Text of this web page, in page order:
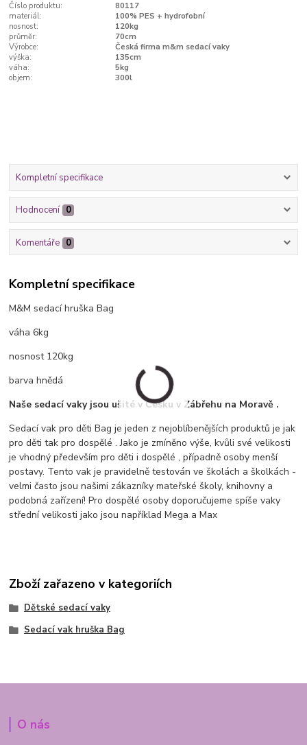
Číslo produktu:
80117
materiál:
100% PES + hydrofobní
nosnost:
120kg
průměr:
70cm
Výrobce:
Česká firma m&m sedací vaky
výška:
135cm
váha:
5kg
objem:
300l
Kompletní specifikace
Hodnocení 0
Komentáře 0
Kompletní specifikace
M&M sedací hruška Bag
váha 6kg
nosnost 120kg
barva hnědá
Naše sedací vaky jsou ušité v Česku v Zábřehu na Moravě .
Sedací vak pro děti Bag je jeden z nejoblíbenějších produktů je jak
pro děti tak pro dospělé . Jako je zmíněno výše, kvůli své velikosti
je vhodný především pro děti i dospělé , případně osoby menší
postavy. Tento vak je pravidelně testován ve školách a školkách -
velmi často jsou našimi zákazníky mateřské školy, knihovny a
podobná zařízení! Pro dospělé osoby doporučujeme spíše vaky
střední velikosti jako jsou například Mega a Max
Zboží zařazeno v kategoriích
Dětské sedací vaky
Sedací vak hruška Bag
O nás